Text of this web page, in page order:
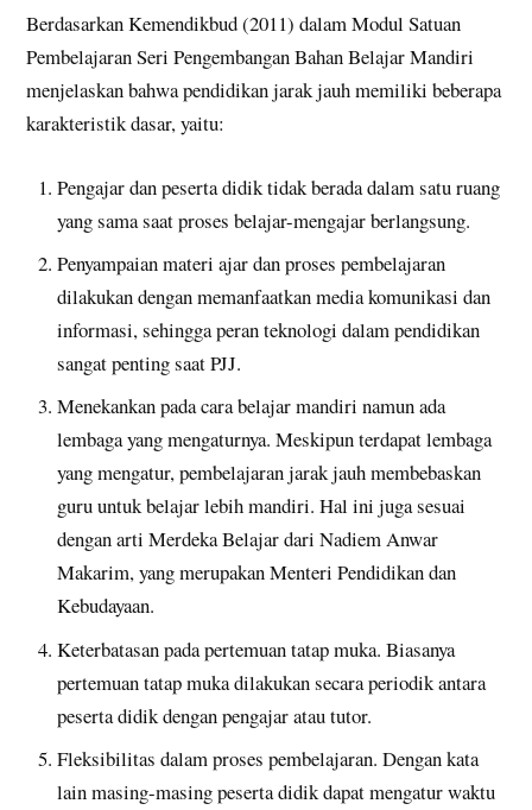
Berdasarkan Kemendikbud (2011) dalam Modul Satuan
Pembelajaran Seri Pengembangan Bahan Belajar Mandiri
menjelaskan bahwa pendidikan jarak jauh memiliki beberapa
karakteristik dasar, yaitu:
Pengajar dan peserta didik tidak berada dalam satu ruang
yang sama saat proses belajar-mengajar berlangsung.
Penyampaian materi ajar dan proses pembelajaran
dilakukan dengan memanfaatkan media komunikasi dan
informasi, sehingga peran teknologi dalam pendidikan
sangat penting saat PJJ.
Menekankan pada cara belajar mandiri namun ada
lembaga yang mengaturnya. Meskipun terdapat lembaga
yang mengatur, pembelajaran jarak jauh membebaskan
guru untuk belajar lebih mandiri. Hal ini juga sesuai
dengan arti Merdeka Belajar dari Nadiem Anwar
Makarim, yang merupakan Menteri Pendidikan dan
Kebudayaan.
Keterbatasan pada pertemuan tatap muka. Biasanya
pertemuan tatap muka dilakukan secara periodik antara
peserta didik dengan pengajar atau tutor.
Fleksibilitas dalam proses pembelajaran. Dengan kata
lain masing-masing peserta didik dapat mengatur waktu